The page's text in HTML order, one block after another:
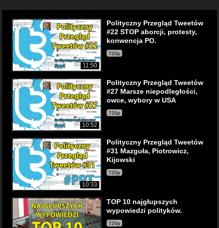
11:50
Polityczny Przegląd Tweetów
#22 STOP aborcji, protesty,
konwencja PO.
720p
10:52
Polityczny Przegląd Tweetów
#27 Marsze niepodległości,
owce, wybory w USA
720p
10:33
Polityczny Przegląd Tweetów
#31 Mazguła, Piotrowicz,
Kijowski
720p
TOP 10 najgłupszych
wypowiedzi polityków.
720p